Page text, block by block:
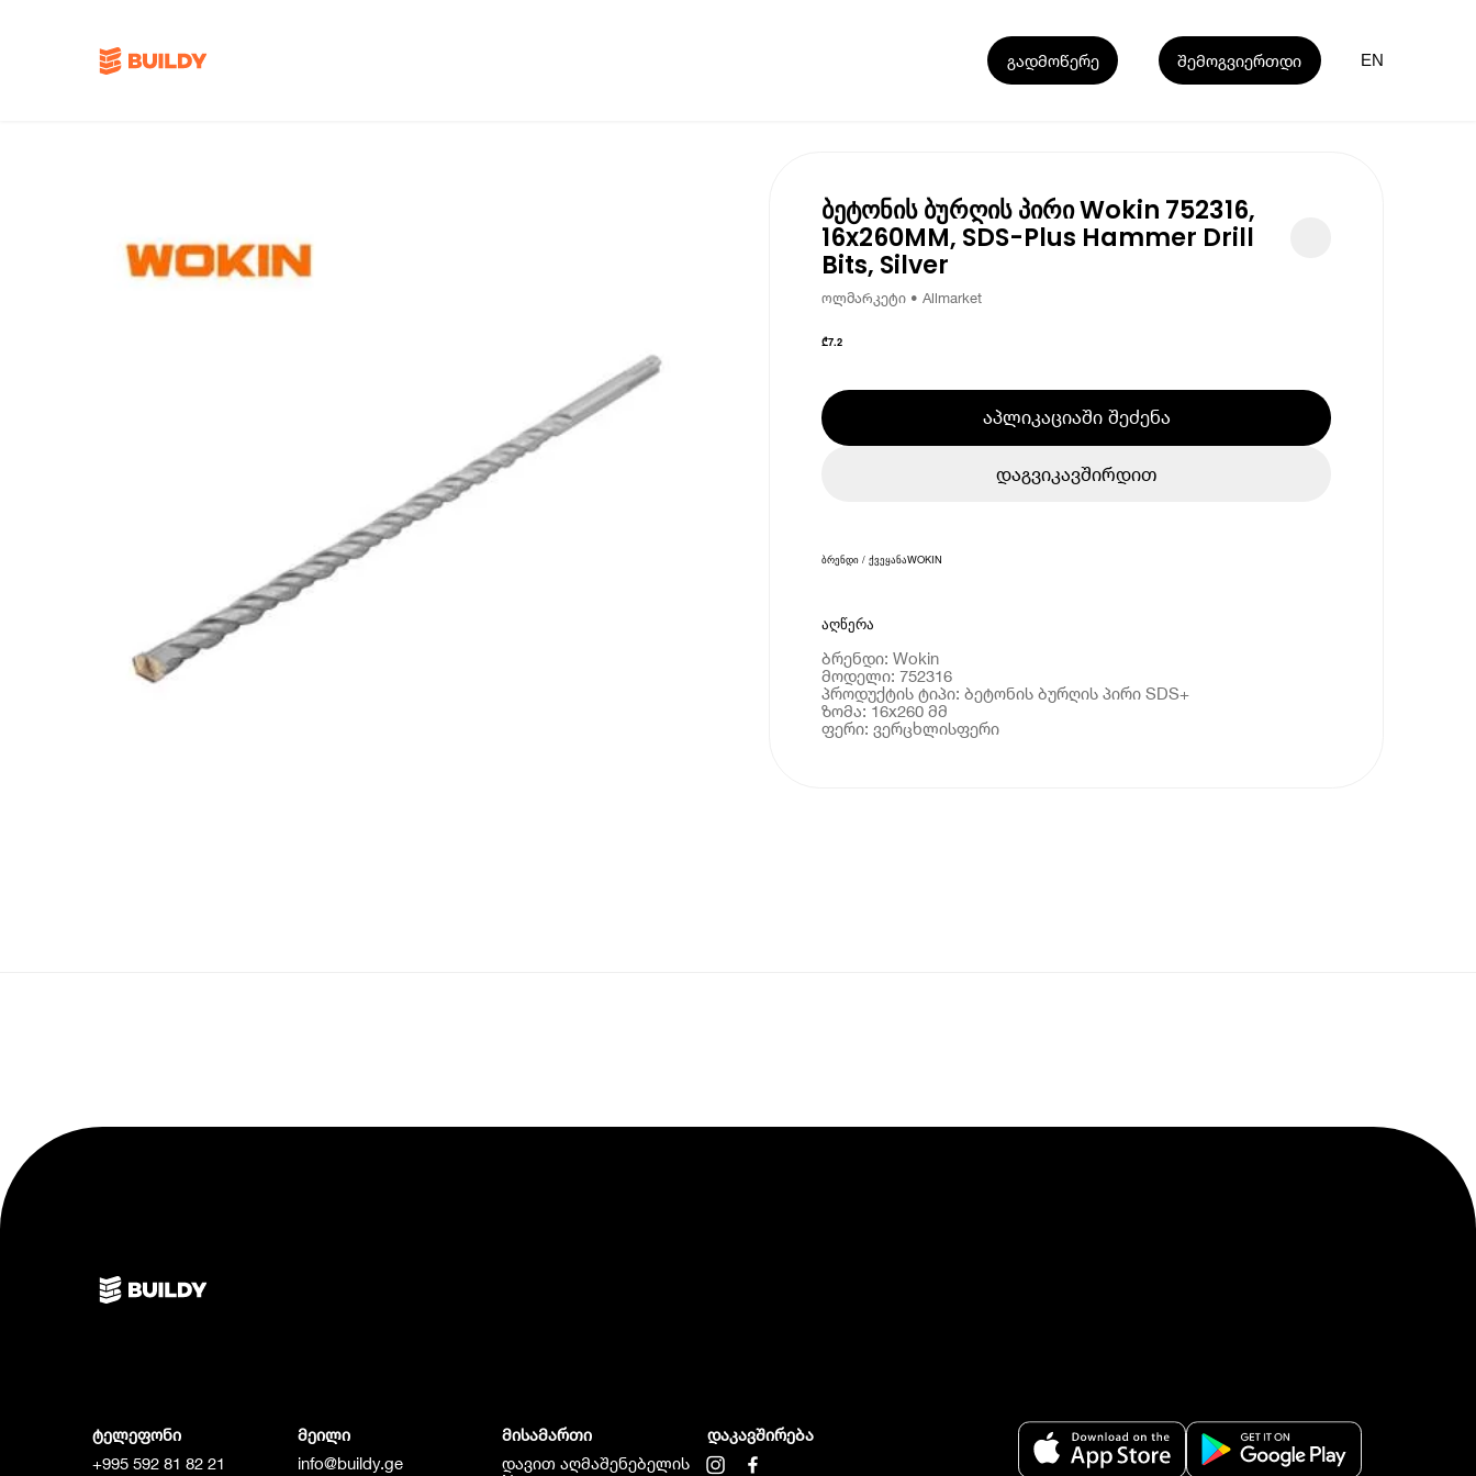
გადმოწერე შემოგვიერთდი EN
ბეტონის ბურღის პირი Wokin 752316,
16x260MM, SDS-Plus Hammer Drill
Bits, Silver
ოლმარკეტი • Allmarket
₾7.2
აპლიკაციაში შეძენა
დაგვიკავშირდით
ბრენდი / ქვეყანაWOKIN
აღწერა
ბრენდი: Wokin
მოდელი: 752316
პროდუქტის ტიპი: ბეტონის ბურღის პირი SDS+
ზომა: 16x260 მმ
ფერი: ვერცხლისფერი
ტელეფონი
+995 592 81 82 21
მეილი
info@buildy.ge
მისამართი
დავით აღმაშენებელის
დაკავშირება